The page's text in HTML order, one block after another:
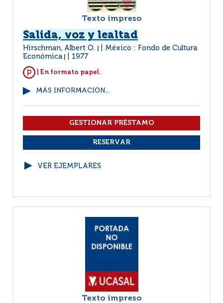
Texto impreso
Salida, voz y lealtad
Hirschman, Albert O.
México : Fondo de Cultura
Económica
1977
| En formato papel.
MÁS INFORMACIÓN...
VER EJEMPLARES
Texto impreso